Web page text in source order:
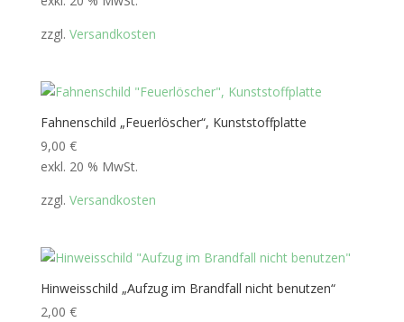
zzgl. Versandkosten
Fahnenschild „Feuerlöscher“, Kunststoffplatte
9,00 €
exkl. 20 % MwSt.
zzgl. Versandkosten
Hinweisschild „Aufzug im Brandfall nicht benutzen“
2,00 €